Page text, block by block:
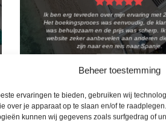
Beheer toestemming
ervaringen te bieden, gebruiken wij
over je apparaat op te slaan en/of te
kunnen wij gegevens zoals surfgedrag of
Ik ben erg tevreden over mijn ervaring met
Het boekingsproces was eenvoudig, de
was behulpzaam en de prijs was scherp.
website zeker aanbevelen aan anderen
zijn naar een reis naar Spanje.